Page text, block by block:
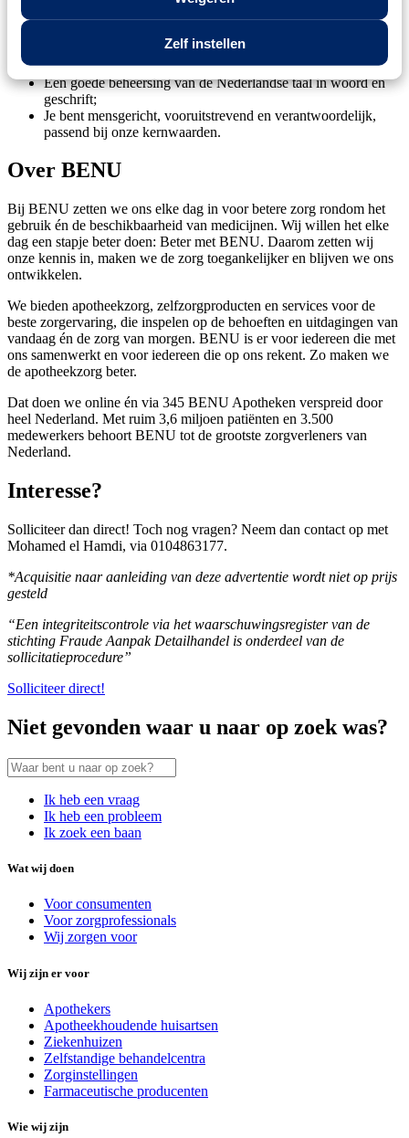
Zelf instellen
Wie jij bent
Je hebt een afgeronde MBO opleiding apothekersassistent;
Je hebt een flexibele en klantgerichte houding;
Een goede beheersing van de Nederlandse taal in woord en
geschrift;
Je bent mensgericht, vooruitstrevend en verantwoordelijk,
passend bij onze kernwaarden.
Over BENU
Bij BENU zetten we ons elke dag in voor betere zorg rondom het
gebruik én de beschikbaarheid van medicijnen. Wij willen het elke
dag een stapje beter doen: Beter met BENU. Daarom zetten wij
onze kennis in, maken we de zorg toegankelijker en blijven we ons
ontwikkelen.
We bieden apotheekzorg, zelfzorgproducten en services voor de
beste zorgervaring, die inspelen op de behoeften en uitdagingen van
vandaag én de zorg van morgen. BENU is er voor iedereen die met
ons samenwerkt en voor iedereen die op ons rekent. Zo maken we
de apotheekzorg beter.
Dat doen we online én via 345 BENU Apotheken verspreid door
heel Nederland. Met ruim 3,6 miljoen patiënten en 3.500
medewerkers behoort BENU tot de grootste zorgverleners van
Nederland.
Interesse?
Solliciteer dan direct! Toch nog vragen? Neem dan contact op met
Mohamed el Hamdi, via 0104863177.
*Acquisitie naar aanleiding van deze advertentie wordt niet op prijs
gesteld
“Een integriteitscontrole via het waarschuwingsregister van de
stichting Fraude Aanpak Detailhandel is onderdeel van de
sollicitatieprocedure”
Solliciteer direct!
Niet gevonden waar u naar op zoek was?
Ik heb een vraag
Ik heb een probleem
Ik zoek een baan
Wat wij doen
Voor consumenten
Voor zorgprofessionals
Wij zorgen voor
Wij zijn er voor
Apothekers
Apotheekhoudende huisartsen
Ziekenhuizen
Zelfstandige behandelcentra
Zorginstellingen
Farmaceutische producenten
Wie wij zijn